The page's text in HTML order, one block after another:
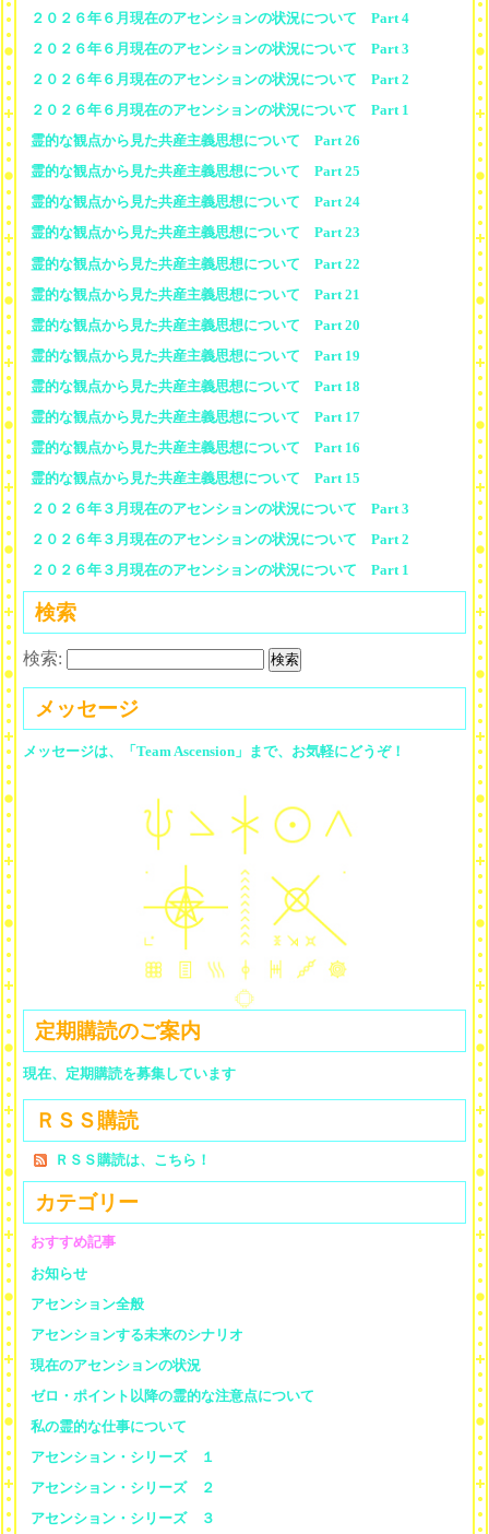
２０２６年６月現在のアセンションの状況について Part 4
２０２６年６月現在のアセンションの状況について Part 3
２０２６年６月現在のアセンションの状況について Part 2
２０２６年６月現在のアセンションの状況について Part 1
霊的な観点から見た共産主義思想について Part 26
霊的な観点から見た共産主義思想について Part 25
霊的な観点から見た共産主義思想について Part 24
霊的な観点から見た共産主義思想について Part 23
霊的な観点から見た共産主義思想について Part 22
霊的な観点から見た共産主義思想について Part 21
霊的な観点から見た共産主義思想について Part 20
霊的な観点から見た共産主義思想について Part 19
霊的な観点から見た共産主義思想について Part 18
霊的な観点から見た共産主義思想について Part 17
霊的な観点から見た共産主義思想について Part 16
霊的な観点から見た共産主義思想について Part 15
２０２６年３月現在のアセンションの状況について Part 3
２０２６年３月現在のアセンションの状況について Part 2
２０２６年３月現在のアセンションの状況について Part 1
検索
検索:
メッセージ
メッセージは、「Team Ascension」まで、お気軽にどうぞ！
定期購読のご案内
現在、定期購読を募集しています
ＲＳＳ購読
ＲＳＳ購読は、こちら！
カテゴリー
おすすめ記事
お知らせ
アセンション全般
アセンションする未来のシナリオ
現在のアセンションの状況
ゼロ・ポイント以降の霊的な注意点について
私の霊的な仕事について
アセンション・シリーズ １
アセンション・シリーズ ２
アセンション・シリーズ ３